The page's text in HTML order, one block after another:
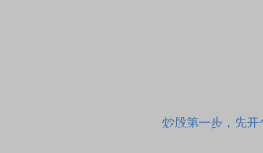
炒股第一步，先开